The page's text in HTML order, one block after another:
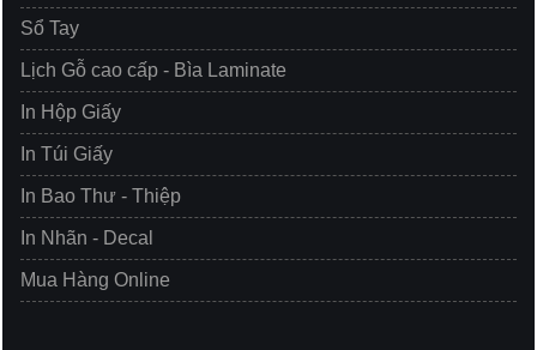
Sổ Tay
Lịch Gỗ cao cấp - Bìa Laminate
In Hộp Giấy
In Túi Giấy
In Bao Thư - Thiệp
In Nhãn - Decal
Mua Hàng Online